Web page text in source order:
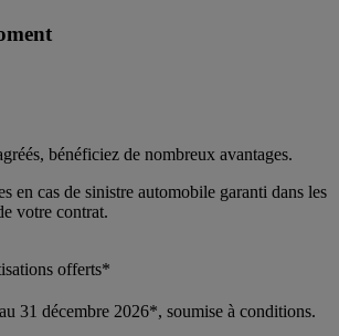
bénéficiez de nombreux avantages.
en cas de sinistre automobile garanti dans les
votre contrat.
offerts*
31 décembre 2026*, soumise à conditions.